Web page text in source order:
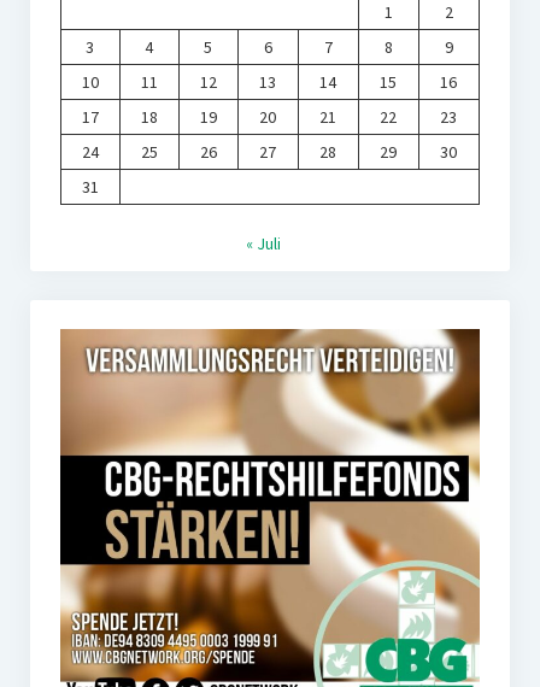
1
2
3
4 5 6 7 8
9
10
11 12 13 14 15
16
17
18 19 20 21 22
23
24
25 26 27 28 29
30
31
« Juli